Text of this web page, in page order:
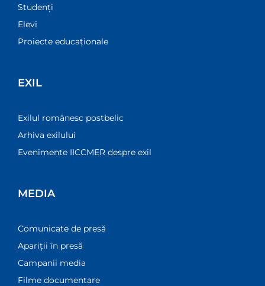
Studenți
Elevi
Proiecte educaționale
EXIL
Exilul românesc postbelic
Arhiva exilului
Evenimente IICCMER despre exil
MEDIA
Comunicate de presă
Apariții în presă
Campanii media
Filme documentare